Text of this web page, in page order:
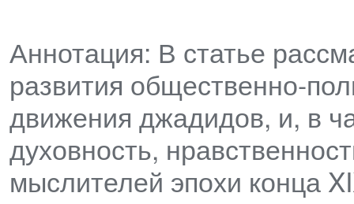
Аннотация: В статье
развития общественно-
движения джадидов, и, в
духовность,
мыслителей эпохи конца